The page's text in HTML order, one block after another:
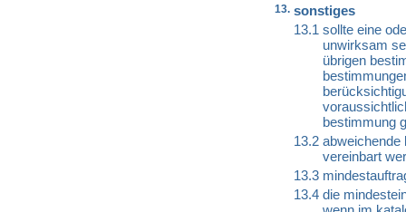
13. sonstiges
13.1 sollte eine
unwirksam
übrigen
bestimmung
13.2 abweichende
vereinbart
13.3
13.4 die